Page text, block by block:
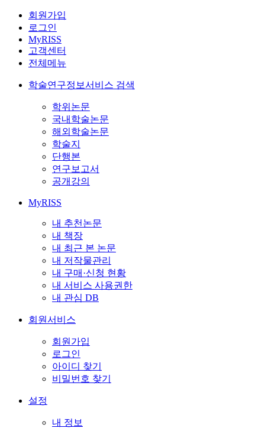
회원가입
로그인
MyRISS
고객센터
전체메뉴
학술연구정보서비스 검색
학위논문
국내학술논문
해외학술논문
학술지
단행본
연구보고서
공개강의
MyRISS
내 추천논문
내 책장
내 최근 본 논문
내 저작물관리
내 구매·신청 현황
내 서비스 사용권한
내 관심 DB
회원서비스
회원가입
로그인
아이디 찾기
비밀번호 찾기
설정
내 정보